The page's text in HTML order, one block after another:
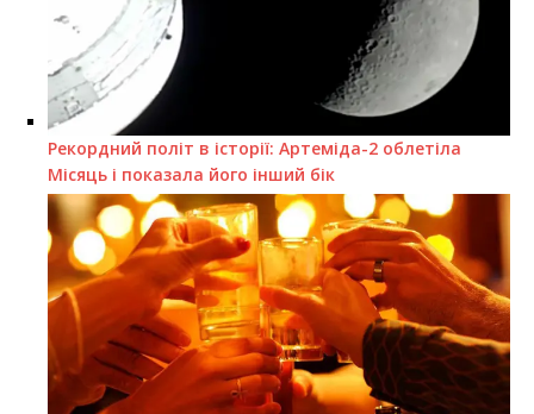
Рекордний політ в історії: Артеміда-2 облетіла
Місяць і показала його інший бік